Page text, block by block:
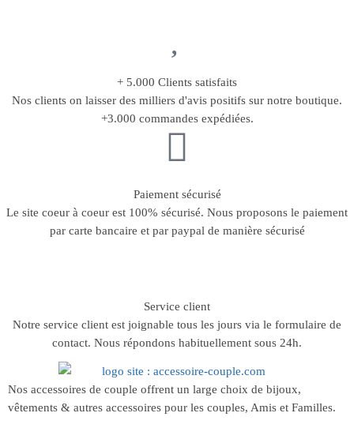
+ 5.000 Clients satisfaits
Nos clients on laisser des milliers d'avis positifs sur notre boutique.
+3.000 commandes expédiées.
Paiement sécurisé
Le site coeur à coeur est 100% sécurisé. Nous proposons le paiement
par carte bancaire et par paypal de manière sécurisé
Service client
Notre service client est joignable tous les jours via le formulaire de
contact. Nous répondons habituellement sous 24h.
Nos accessoires de couple offrent un large choix de bijoux,
vêtements & autres accessoires pour les couples, Amis et Familles.